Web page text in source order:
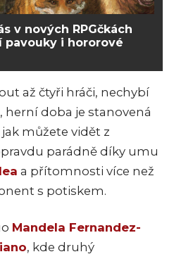
v nových RPGčkách
i hororové
až čtyři hráči, nechybí
doba je stanovená
jak můžete vidět z
parádně díky umu
a přítomnosti více než
s potiskem.
Mandela Fernandez-
, kde druhý